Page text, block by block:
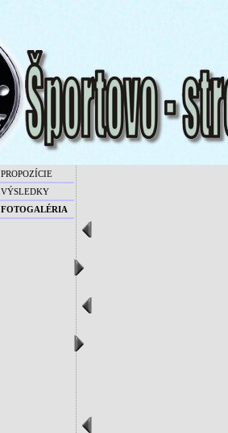
PROPOZÍCIE
VÝSLEDKY
FOTOGALÉRIA